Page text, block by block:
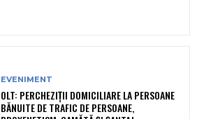
EVENIMENT
OLT: PERCHEZIŢII DOMICILIARE LA PERSOANE
BĂNUITE DE TRAFIC DE PERSOANE,